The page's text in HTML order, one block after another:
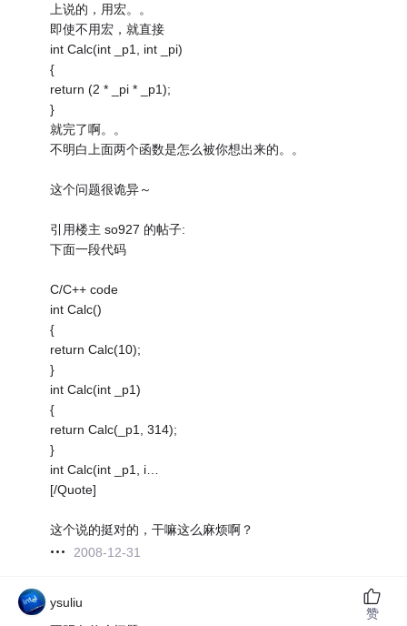
上说的，用宏。。
即使不用宏，就直接
int Calc(int _p1, int _pi)
{
return (2 * _pi * _p1);
}
就完了啊。。
不明白上面两个函数是怎么被你想出来的。。
这个问题很诡异～
引用楼主 so927 的帖子:
下面一段代码
C/C++ code
int Calc()
{
return Calc(10);
}
int Calc(int _p1)
{
return Calc(_p1, 314);
}
int Calc(int _p1, i…
[/Quote]
这个说的挺对的，干嘛这么麻烦啊？
2008-12-31
ysuliu
赞